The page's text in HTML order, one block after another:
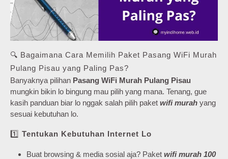
🔍 Bagaimana Cara Memilih Paket Pasang WiFi Murah
Pulang Pisau yang Paling Pas?
Banyaknya pilihan Pasang WiFi Murah Pulang Pisau
mungkin bikin lo bingung mau pilih yang mana. Tenang, gue
kasih panduan biar lo nggak salah pilih paket wifi murah yang
sesuai kebutuhan lo.
1️⃣ Tentukan Kebutuhan Internet Lo
Buat browsing & media sosial aja? Paket wifi murah 100